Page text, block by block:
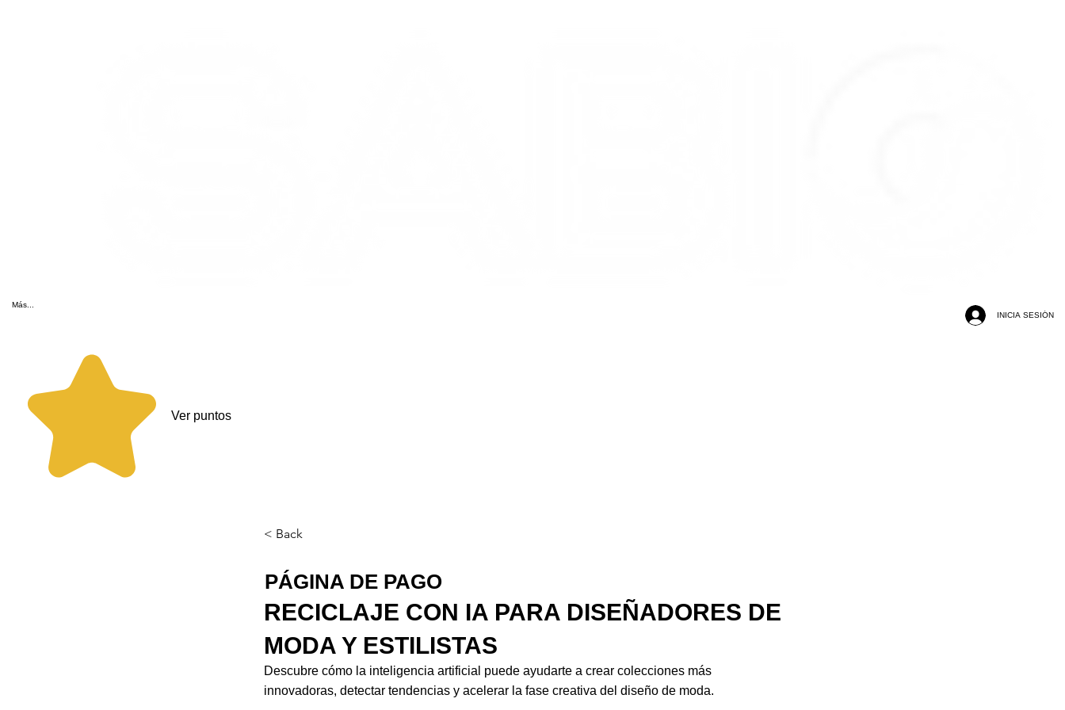
Más...
INICIA SESIÓN
Ver puntos
< Back
PÁGINA DE PAGO
RECICLAJE CON IA PARA DISEÑADORES DE
MODA Y ESTILISTAS
Descubre cómo la inteligencia artificial puede ayudarte a crear colecciones más
innovadoras, detectar tendencias y acelerar la fase creativa del diseño de moda.